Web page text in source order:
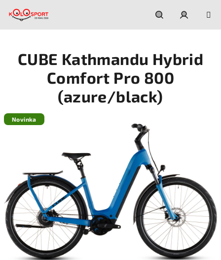
Hľadať
CUBE Kathmandu Hybrid
Comfort Pro 800
(azure/black)
Novinka